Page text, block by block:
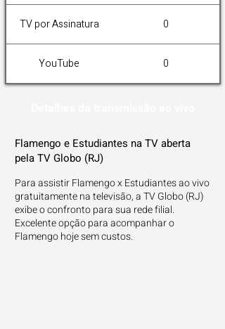
TV por Assinatura 0
YouTube 0
Flamengo e Estudiantes na TV aberta
pela TV Globo (RJ)
Para assistir Flamengo x Estudiantes ao vivo
gratuitamente na televisão, a TV Globo (RJ)
exibe o confronto para sua rede filial.
Excelente opção para acompanhar o
Flamengo hoje sem custos.